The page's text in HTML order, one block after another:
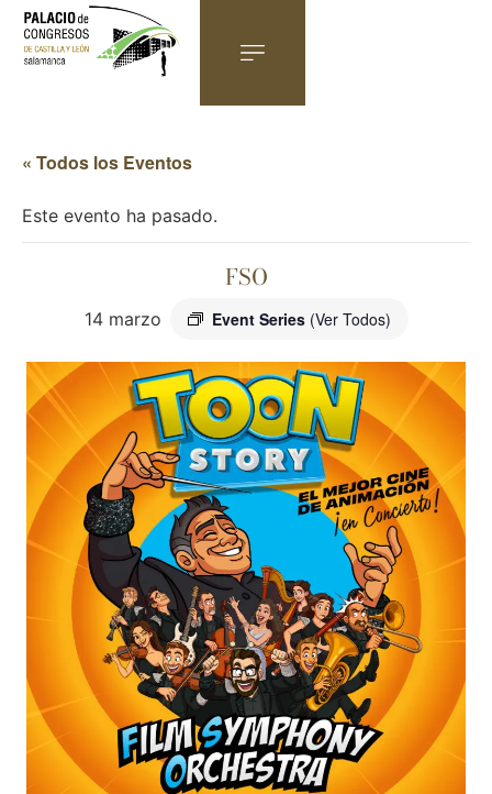
« Todos los Eventos
Este evento ha pasado.
FSO
14 marzo Event Series (Ver Todos)